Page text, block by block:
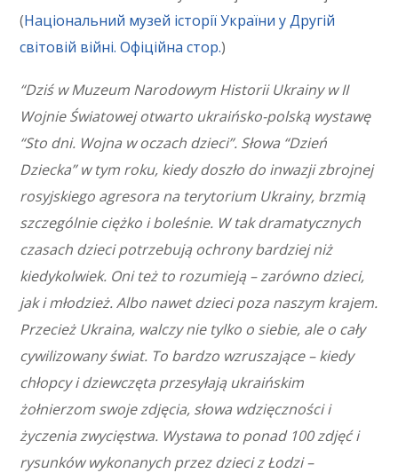
(Національний музей історії України у Другій
світовій війні. Офіційна стор.)
“Dziś w Muzeum Narodowym Historii Ukrainy w II
Wojnie Światowej otwarto ukraińsko-polską wystawę
“Sto dni. Wojna w oczach dzieci”. Słowa “Dzień
Dziecka” w tym roku, kiedy doszło do inwazji zbrojnej
rosyjskiego agresora na terytorium Ukrainy, brzmią
szczególnie ciężko i boleśnie. W tak dramatycznych
czasach dzieci potrzebują ochrony bardziej niż
kiedykolwiek. Oni też to rozumieją – zarówno dzieci,
jak i młodzież. Albo nawet dzieci poza naszym krajem.
Przecież Ukraina, walczy nie tylko o siebie, ale o cały
cywilizowany świat. To bardzo wzruszające – kiedy
chłopcy i dziewczęta przesyłają ukraińskim
żołnierzom swoje zdjęcia, słowa wdzięczności i
życzenia zwycięstwa. Wystawa to ponad 100 zdjęć i
rysunków wykonanych przez dzieci z Łodzi –